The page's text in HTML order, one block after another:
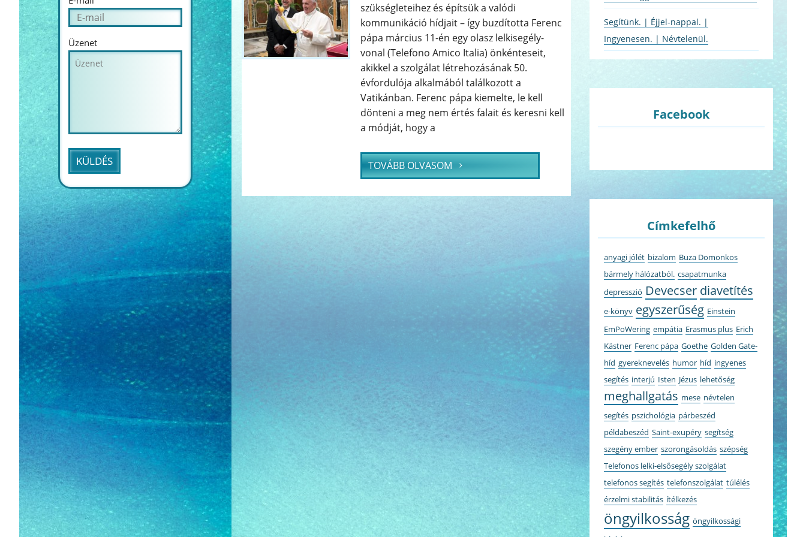
Üzenet
szükségleteihez és építsük a valódi
kommunikáció hídjait – így buzdította Ferenc
pápa március 11-én egy olasz lelkisegély-
vonal (Telefono Amico Italia) önkénteseit,
akikkel a szolgálat létrehozásának 50.
évfordulója alkalmából találkozott a
Vatikánban. Ferenc pápa kiemelte, le kell
dönteni a meg nem értés falait és keresni kell
a módját, hogy a
TOVÁBB OLVASOM
Segítünk. | Éjjel-nappal. |
Ingyenesen. | Névtelenül.
Facebook
Címkefelhő
anyagi jólét bizalom Buza Domonkos
bármely hálózatból. csapatmunka
depresszió Devecser diavetítés
e-könyv egyszerűség Einstein
EmPoWering empátia Erasmus plus Erich
Kästner Ferenc pápa Goethe Golden Gate-
híd gyereknevelés humor híd ingyenes
segítés interjú Isten Jézus lehetőség
meghallgatás mese névtelen
segítés pszichológia párbeszéd
példabeszéd Saint-exupéry segítség
szegény ember szorongásoldás szépség
Telefonos lelki-elsősegély szolgálat
telefonos segítés telefonszolgálat túlélés
érzelmi stabilitás ítélkezés
öngyilkosság öngyilkossági